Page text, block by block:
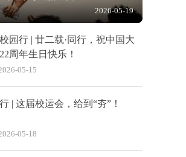
2026-05-19
园行 | 廿二载·同行，祝中国大
周年生日快乐！
05-15
| 这届校运会，给到“夯”！
05-18